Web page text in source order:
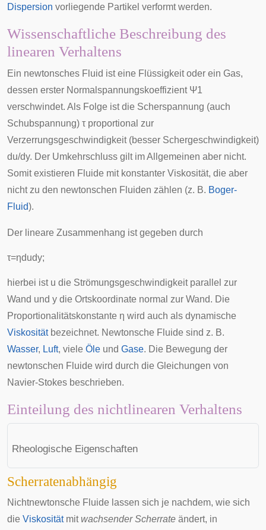
Dispersion vorliegende Partikel verformt werden.
Wissenschaftliche Beschreibung des
linearen Verhaltens
Ein newtonsches Fluid ist eine Flüssigkeit oder ein Gas,
dessen erster Normalspannungskoeffizient Ψ1
verschwindet. Als Folge ist die Scherspannung (auch
Schubspannung) τproportional zur
Verzerrungsgeschwindigkeit (besser Schergeschwindigkeit)
du/dy. Der Umkehrschluss gilt im Allgemeinen aber nicht.
Somit existieren Fluide mit konstanter Viskosität, die aber
nicht zu den newtonschen Fluiden zählen (z. B. Boger-
Fluid).
Der lineare Zusammenhang ist gegeben durch
τ=ηdudy;
hierbei ist u die Strömungsgeschwindigkeit parallel zur
Wand und y die Ortskoordinate normal zur Wand. Die
Proportionalitätskonstante η wird auch als dynamische
Viskositätbezeichnet. Newtonsche Fluide sind z. B.
Wasser, Luft, viele Öle und Gase. Die Bewegung der
newtonschen Fluide wird durch die Gleichungen von
Navier-Stokes beschrieben.
Einteilung des nichtlinearen Verhaltens
Rheologische Eigenschaften
Scherratenabhängig
Nichtnewtonsche Fluide lassen sich je nachdem, wie sich
die Viskositätmit wachsender Scherrate ändert, in